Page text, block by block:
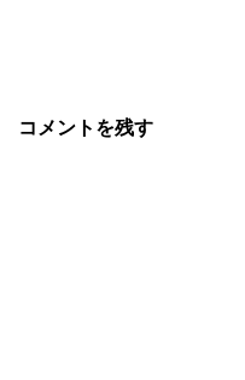
コメントを残す